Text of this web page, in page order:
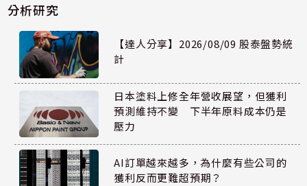
分析研究
【達人分享】2026/08/09 股泰盤勢統
計
日本塗料上修全年營收展望，但獲利
預測維持不變 下半年原料成本仍是
壓力
AI訂單越來越多，為什麼有些公司的
獲利反而更難超預期？